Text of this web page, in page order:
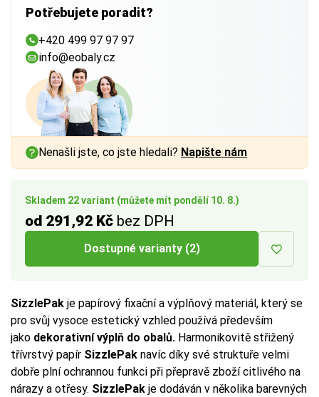
Skladem 22 variant (můžete mít pondělí 10. 8.)
od 291,92 Kč bez DPH
Dostupné varianty (2)
SizzlePak je papírový fixační a výplňový materiál, který se
pro svůj vysoce estetický vzhled používá především
jako dekorativní výplň do obalů. Harmonikovitě střižený
třívrstvý papír SizzlePak navíc díky své struktuře velmi
dobře plní ochrannou funkci při přepravě zboží citlivého na
nárazy a otřesy. SizzlePak je dodáván v několika barevných
Potřebujete poradit?
+420 499 97 97 97
info@eobaly.cz
Nenašli jste, co jste hledali? Napište nám